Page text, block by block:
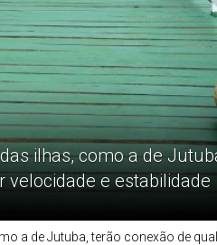
ilhas, como a de
velocidade e estabilidade
a de Jutuba, terão conexão de